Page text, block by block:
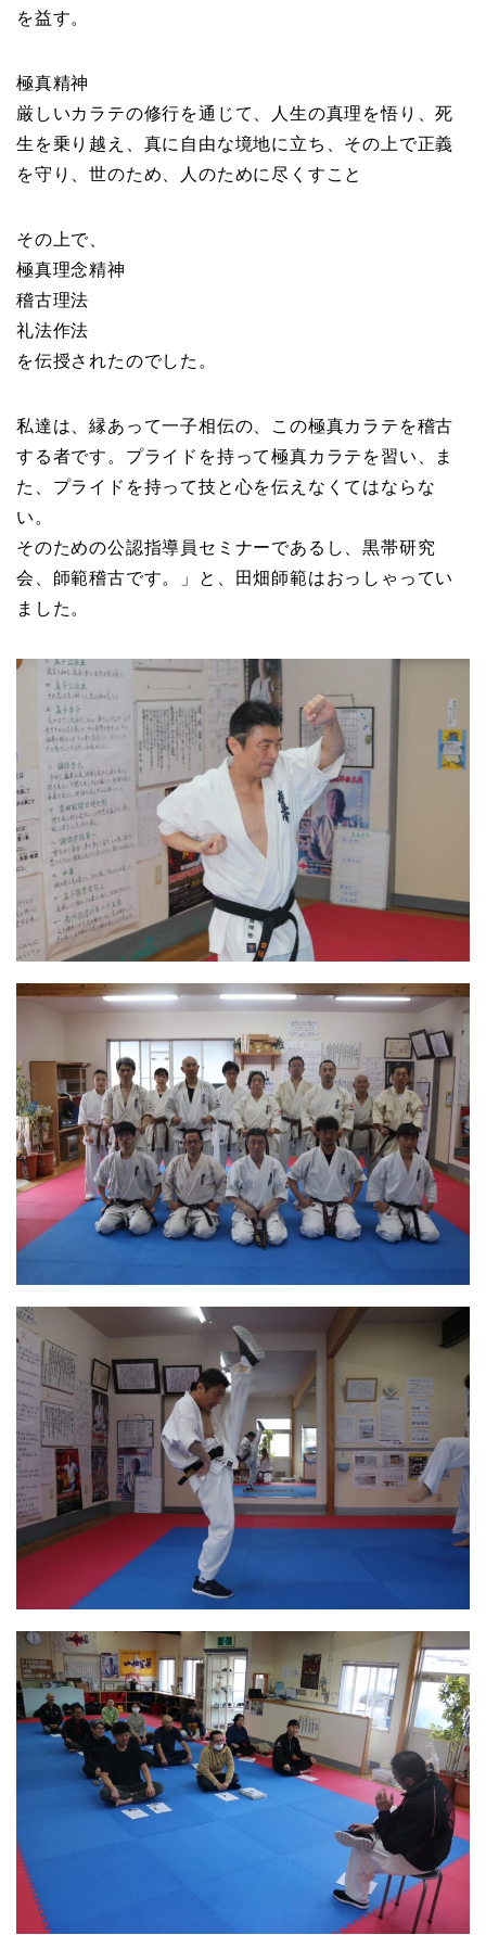
を益す。
極真精神
厳しいカラテの修行を通じて、人生の真理を悟り、死
生を乗り越え、真に自由な境地に立ち、その上で正義
を守り、世のため、人のために尽くすこと
その上で、
極真理念精神
稽古理法
礼法作法
を伝授されたのでした。
私達は、縁あって一子相伝の、この極真カラテを稽古
する者です。プライドを持って極真カラテを習い、ま
た、プライドを持って技と心を伝えなくてはならな
い。
そのための公認指導員セミナーであるし、黒帯研究
会、師範稽古です。」と、田畑師範はおっしゃってい
ました。